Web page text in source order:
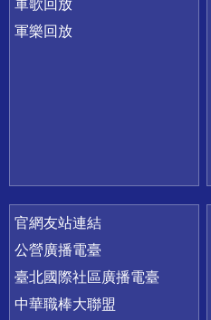
軍歌回放
軍樂回放
官網友站連結
公營廣播電臺
臺北國際社區廣播電臺
中華職棒大聯盟